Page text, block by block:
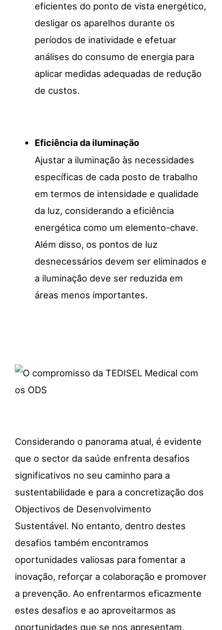
eficientes do ponto de vista energético,
desligar os aparelhos durante os
períodos de inatividade e efetuar
análises do consumo de energia para
aplicar medidas adequadas de redução
de custos.
Eficiência da iluminação
Ajustar a iluminação às necessidades
específicas de cada posto de trabalho
em termos de intensidade e qualidade
da luz, considerando a eficiência
energética como um elemento-chave.
Além disso, os pontos de luz
desnecessários devem ser eliminados e
a iluminação deve ser reduzida em
áreas menos importantes.
Considerando o panorama atual, é evidente
que o sector da saúde enfrenta desafios
significativos no seu caminho para a
sustentabilidade e para a concretização dos
Objectivos de Desenvolvimento
Sustentável. No entanto, dentro destes
desafios também encontramos
oportunidades valiosas para fomentar a
inovação, reforçar a colaboração e promover
a prevenção. Ao enfrentarmos eficazmente
estes desafios e ao aproveitarmos as
oportunidades que se nos apresentam,